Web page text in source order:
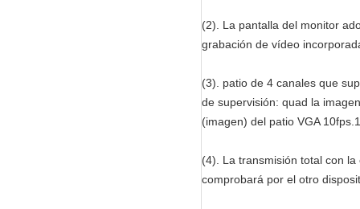
(2). La pantalla del monitor
grabación de vídeo
(3). patio de 4 canales que
de supervisión: quad la
(imagen) del patio VGA
(4). La transmisión total con
comprobará por el otro